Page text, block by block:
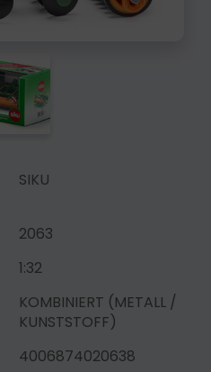
SIKU
2063
1:32
KOMBINIERT (METALL /
KUNSTSTOFF)
4006874020638